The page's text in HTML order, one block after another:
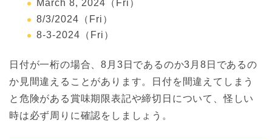
March 8, 2024（Fri）
8/3/2024（Fri）
8-3-2024（Fri）
日付が一桁の場合、8月3日であるのか3月8日であるの
か見間違えることがあります。日付を間違えてしまう
と危険がある賞味期限表記や締切日について、怪しい
時は必ず周りに確認をしましょう。